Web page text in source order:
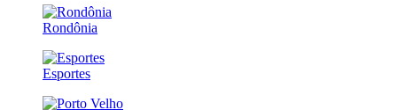
Rondônia
Esportes